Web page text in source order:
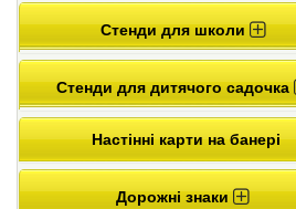
Стенди для школи
Стенди для дитячого садочка
Настінні карти на банері
Дорожні знаки